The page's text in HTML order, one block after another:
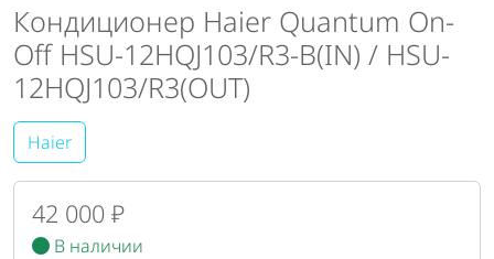
Кондиционер Haier Quantum On-
Off HSU-12HQJ103/R3-B(IN) / HSU-
12HQJ103/R3(OUT)
Haier
42 000 ₽
В наличии